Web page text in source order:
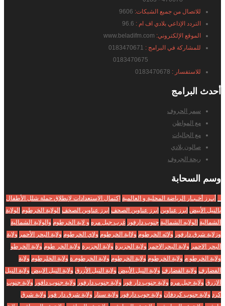
للاتصال من جميع الشبكات:
التردد الإذاعي بلادي اف ام :
الموقع الإلكتروني:
للمشاركة في البرامج :
للاستفسار :
أحدث البرامج
سمر الحروف
مع المواطن
مع الجاليات
صالون بلادي
ريحة الجروف
وسم السحابة
أبـرز أخـبـار الرياضة المحلية و العالمية إكتمال الإستعدادات لإنطلاق حملة شلل الأطفال
بالنيل الأبيض ابرز عناوين ابرز عناوين الصحف ابرز عناوين الصخف الولاية الخرطوم الولاية
الشمالية الولايه الشمالية جنوب دارفور غرب جبل مره و لاية الخرطوم والولاية الشمالية
وزلاية شرق دارفور ولائه الخرطوم ولااية الخرطوم ولاي الخرطوم ولاية البحر الأحمر ولاية
البحر الاحمر ولاية البحرالاحمر ولاية الجزبرة ولاية الجزيرة ولاية الخر طوم ولاية الخرطو
ولاية الخرطو م ولاية الخرطوم ولاية الخرطوم ولاية الخرطوم ة ولاية الخلرطوم ولاية
الفضارف ولاية القضارف ولاية النيل الأبيض ولاية النيل الأزرق ولاية النيل الابيض ولاية النيل
الازرق ولاية جبل مره ولاية جنوب دار فور ولاية جنوب دارفور ولاية جنوب دافور ولاية جنوب
كرد ولاية جنوب كردفان ولاية جوب دارفور ولاية سنار ولاية شرق دار فور ولاية شرق